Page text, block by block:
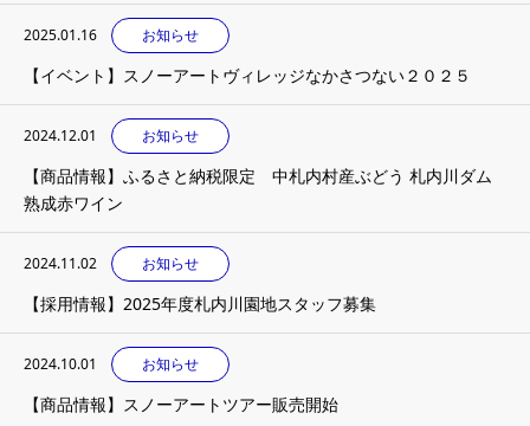
2025.01.16 お知らせ
【イベント】スノーアートヴィレッジなかさつない２０２５
2024.12.01 お知らせ
【商品情報】ふるさと納税限定 中札内村産ぶどう 札内川ダム
熟成赤ワイン
2024.11.02 お知らせ
【採用情報】2025年度札内川園地スタッフ募集
2024.10.01 お知らせ
【商品情報】スノーアートツアー販売開始